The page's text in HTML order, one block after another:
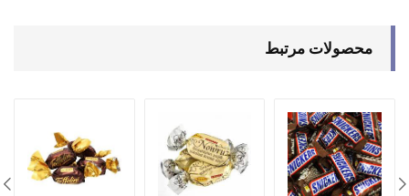
محصولات مرتبط